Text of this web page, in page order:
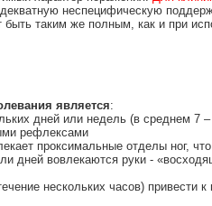
неспецифическую
таким же полным, как и при
является:
дней или недель (в среднем 7
рефлексами
проксимальные отделы ног,
дней вовлекаются руки -
нескольких часов) привести